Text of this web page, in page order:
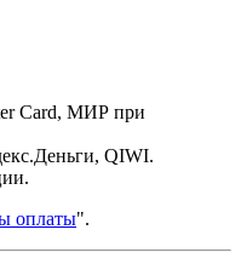
Card, МИР при
QIWI.
оплаты".